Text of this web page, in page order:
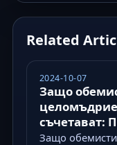
Related
2024-10-07
Защо
съчетават:
Защо